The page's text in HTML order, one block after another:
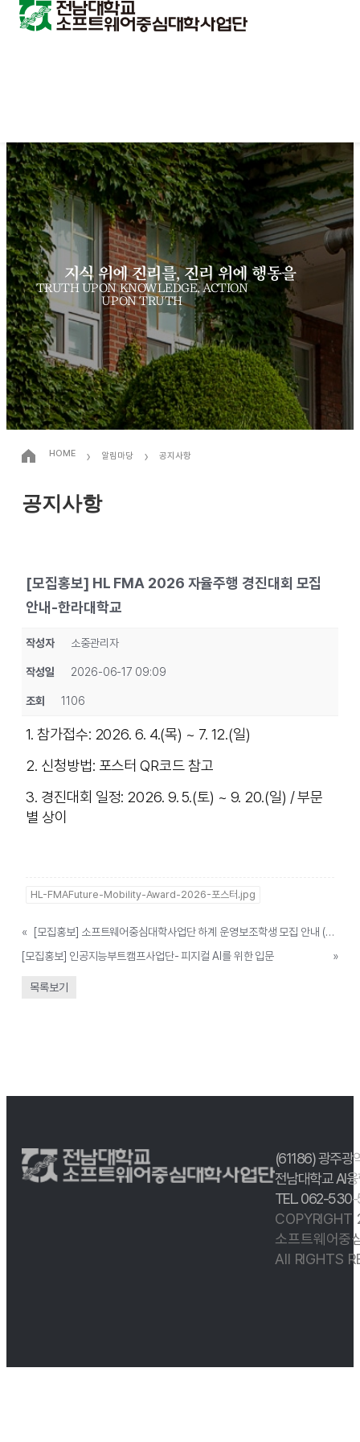
지식 위에 진리를, 진리 위에 행동을
TRUTH UPON KNOWLEDGE, ACTION
UPON TRUTH
HOME › 알림마당 › 공지사항
공지사항
[모집홍보] HL FMA 2026 자율주행 경진대회 모집
안내-한라대학교
작성자 소중관리자
작성일 2026-06-17 09:09
조회 1106
1. 참가접수: 2026. 6. 4.(목) ~ 7. 12.(일)
2. 신청방법: 포스터 QR코드 참고
3. 경진대회 일정: 2026. 9. 5.(토) ~ 9. 20.(일) / 부문
별 상이
HL-FMAFuture-Mobility-Award-2026-포스터.jpg
«
[모집홍보] 소프트웨어중심대학사업단 하계 운영보조학생 모집 안내 (~6.24.(수)까지)
[모집홍보] 인공지능부트캠프사업단- 피지컬 AI를 위한 입문
»
목록보기
(61186) 광주광
전남대학교 AI
TEL. 062-
COPYRIGHT
소프트웨어중
All RIGHTS